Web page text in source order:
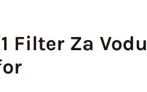
Filter Za Vodu